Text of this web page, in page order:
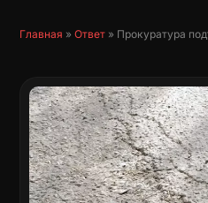
Главная » Ответ » Прокуратура